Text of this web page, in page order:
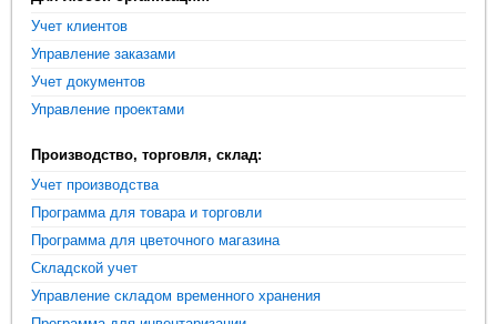
Учет клиентов
Управление заказами
Учет документов
Управление проектами
Производство, торговля, склад:
Учет производства
Программа для товара и торговли
Программа для цветочного магазина
Складской учет
Управление складом временного хранения